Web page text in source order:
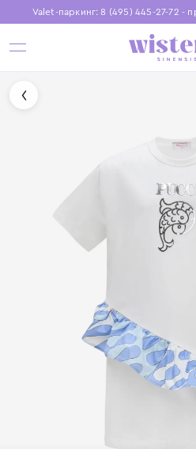
Valet-паркинг: 8 (495) 445-27-72 -
Бесплатная доставка при
Установите приложение, чтобы